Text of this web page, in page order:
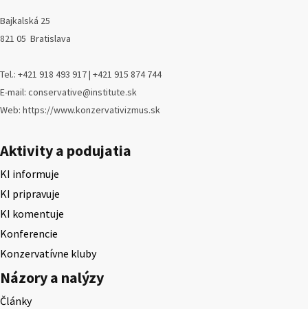
Bajkalská 25
821 05 Bratislava
Tel.: +421 918 493 917 | +421 915 874 744
E-mail: conservative@institute.sk
Web: https://www.konzervativizmus.sk
Aktivity a podujatia
KI informuje
KI pripravuje
KI komentuje
Konferencie
Konzervatívne kluby
Názory a nalýzy
Články